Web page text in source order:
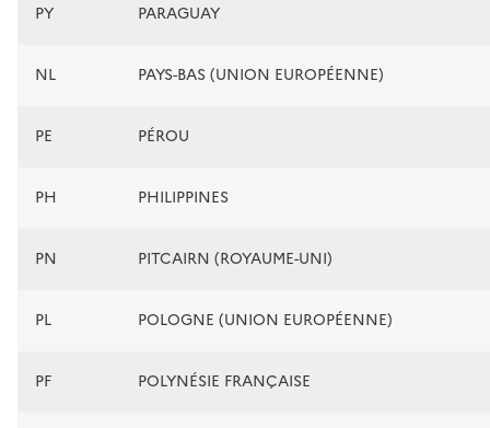
PY PARAGUAY
NL PAYS-BAS (UNION EUROPÉENNE)
PE PÉROU
PH PHILIPPINES
PN PITCAIRN (ROYAUME-UNI)
PL POLOGNE (UNION EUROPÉENNE)
PF POLYNÉSIE FRANÇAISE